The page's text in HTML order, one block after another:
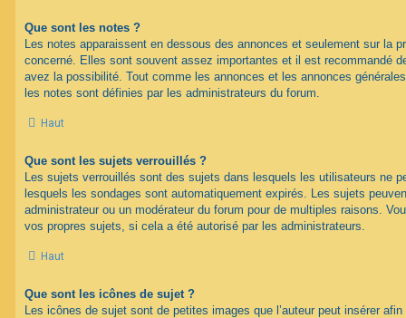
Que sont les notes ?
Les notes apparaissent en dessous des annonces et seulement sur la
concerné. Elles sont souvent assez importantes et il est recommandé
avez la possibilité. Tout comme les annonces et les annonces
les notes sont définies par les administrateurs du forum.
Haut
Que sont les sujets verrouillés ?
Les sujets verrouillés sont des sujets dans lesquels les utilisateurs ne
lesquels les sondages sont automatiquement expirés. Les sujets
administrateur ou un modérateur du forum pour de multiples raisons.
vos propres sujets, si cela a été autorisé par les administrateurs.
Haut
Que sont les icônes de sujet ?
Les icônes de sujet sont de petites images que l’auteur peut insérer